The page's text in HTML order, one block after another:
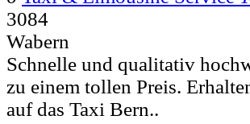
3084
Wabern
Schnelle und qualitativ
zu einem tollen Preis.
auf das Taxi Bern..